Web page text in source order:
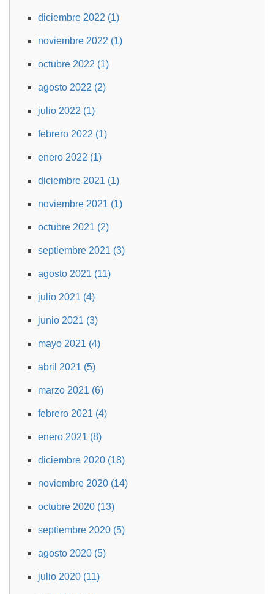
diciembre 2022 (1)
noviembre 2022 (1)
octubre 2022 (1)
agosto 2022 (2)
julio 2022 (1)
febrero 2022 (1)
enero 2022 (1)
diciembre 2021 (1)
noviembre 2021 (1)
octubre 2021 (2)
septiembre 2021 (3)
agosto 2021 (11)
julio 2021 (4)
junio 2021 (3)
mayo 2021 (4)
abril 2021 (5)
marzo 2021 (6)
febrero 2021 (4)
enero 2021 (8)
diciembre 2020 (18)
noviembre 2020 (14)
octubre 2020 (13)
septiembre 2020 (5)
agosto 2020 (5)
julio 2020 (11)